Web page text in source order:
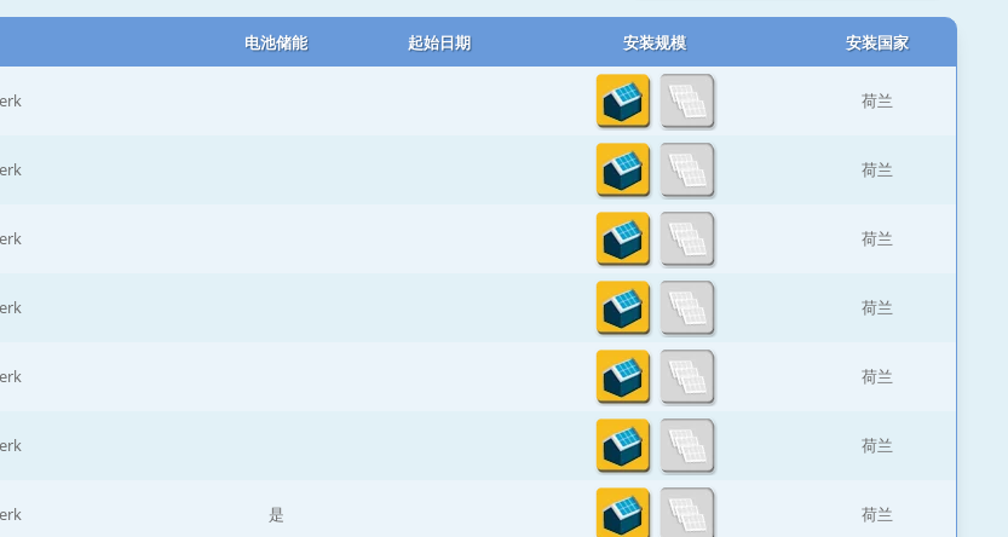
电池储能 起始日期 安装规模 安装国家
荷兰
荷兰
荷兰
荷兰
荷兰
荷兰
是 荷兰